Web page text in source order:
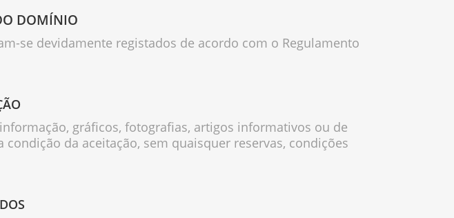
DOMÍNIO
se devidamente registados de acordo com o Regulamento
gráficos, fotografias, artigos informativos ou de
da aceitação, sem quaisquer reservas, condições